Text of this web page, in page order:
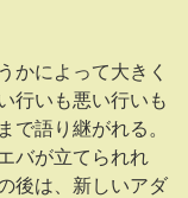
かによって大きく
行いも悪い行いも
で語り継がれる。
バが立てられれ
後は、新しいアダ